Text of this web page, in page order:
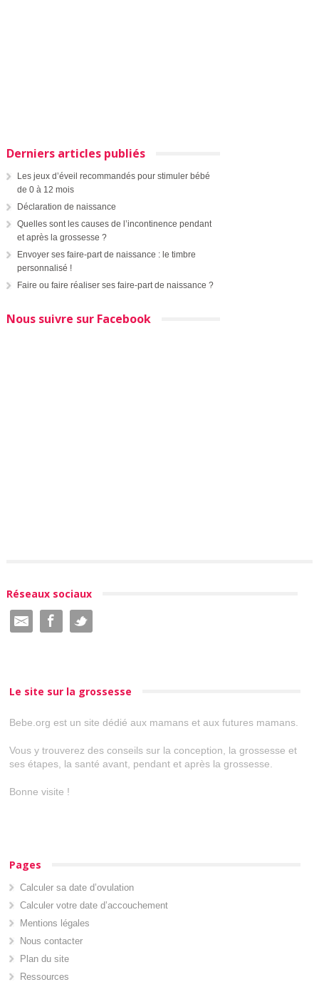
Derniers articles publiés
Les jeux d’éveil recommandés pour stimuler bébé
de 0 à 12 mois
Déclaration de naissance
Quelles sont les causes de l’incontinence pendant
et après la grossesse ?
Envoyer ses faire-part de naissance : le timbre
personnalisé !
Faire ou faire réaliser ses faire-part de naissance ?
Nous suivre sur Facebook
Réseaux sociaux
Le site sur la grossesse
Bebe.org est un site dédié aux mamans et aux futures mamans.
Vous y trouverez des conseils sur la conception, la grossesse et
ses étapes, la santé avant, pendant et après la grossesse.
Bonne visite !
Pages
Calculer sa date d’ovulation
Calculer votre date d’accouchement
Mentions légales
Nous contacter
Plan du site
Ressources